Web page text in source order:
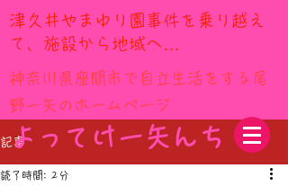
​津久井やまゆり園事件を乗り越え
て、施設から地域へ…
神奈川県座間市で自立生活をする尾
野一矢のホームページ
​よってけ一矢んち
記事
読了時間: 2分